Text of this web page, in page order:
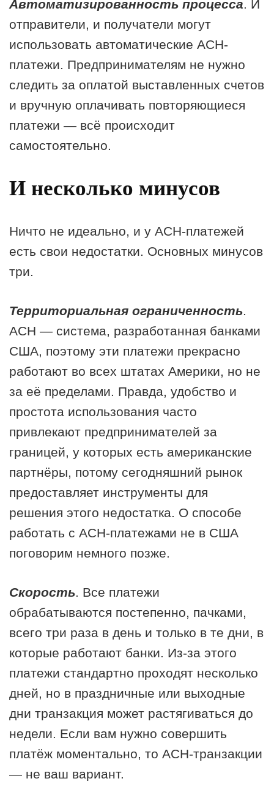
Автоматизированность процесса. И
отправители, и получатели могут
использовать автоматические АСН-
платежи. Предпринимателям не нужно
следить за оплатой выставленных счетов
и вручную оплачивать повторяющиеся
платежи — всё происходит
самостоятельно.
И несколько минусов
Ничто не идеально, и у АСН-платежей
есть свои недостатки. Основных минусов
три.
Территориальная ограниченность.
АСН — система, разработанная банками
США, поэтому эти платежи прекрасно
работают во всех штатах Америки, но не
за её пределами. Правда, удобство и
простота использования часто
привлекают предпринимателей за
границей, у которых есть американские
партнёры, потому сегодняшний рынок
предоставляет инструменты для
решения этого недостатка. О способе
работать с АСН-платежами не в США
поговорим немного позже.
Скорость. Все платежи
обрабатываются постепенно, пачками,
всего три раза в день и только в те дни, в
которые работают банки. Из-за этого
платежи стандартно проходят несколько
дней, но в праздничные или выходные
дни транзакция может растягиваться до
недели. Если вам нужно совершить
платёж моментально, то АСН-транзакции
— не ваш вариант.